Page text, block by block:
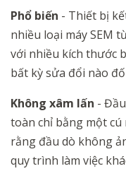
Phổ biến - Thiết bị
nhiều loại máy SEM
với nhiều kích thước
bất kỳ sửa đổi nào
Không xâm lấn -
toàn chỉ bằng một
rằng đầu dò không
quy trình làm việc